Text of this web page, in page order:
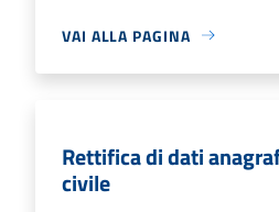
VAI ALLA PAGINA
Rettifica di dati
civile